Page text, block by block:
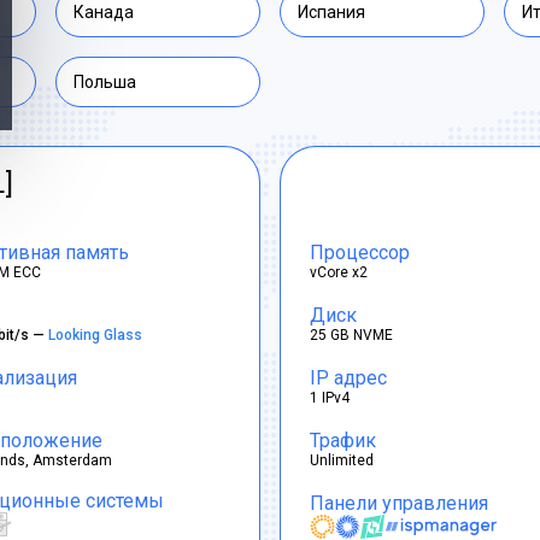
Канада Испания
Польша
память
ECC
s — Looking Glass
Amsterdam
системы
Процессор
vCore x2
Диск
25 GB NVME
IP адрес
1 IPv4
Трафик
Unlimited
Панели управления